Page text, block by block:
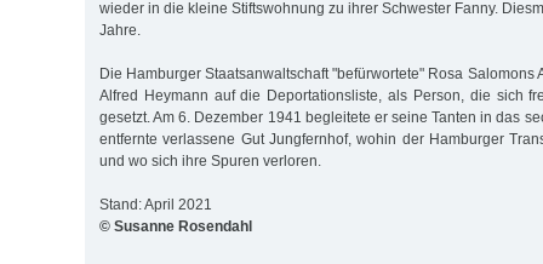
wieder in die kleine Stiftswohnung zu ihrer Schwester Fanny.
Jahre.
Die Hamburger Staatsanwaltschaft "befürwortete" Rosa Salomons
Alfred Heymann auf die Deportationsliste, als Person, die sich
gesetzt. Am 6. Dezember 1941 begleitete er seine Tanten in das
entfernte verlassene Gut Jungfernhof, wohin der Hamburger
und wo sich ihre Spuren verloren.
Stand: April 2021
© Susanne Rosendahl